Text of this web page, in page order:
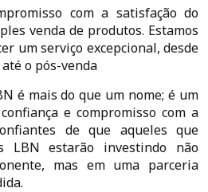
com a satisfação do
venda de produtos. Estamos
um serviço excepcional, desde
o pós-venda
é mais do que um nome; é um
e compromisso com a
de que aqueles que
LBN estarão investindo não
mas em uma parceria